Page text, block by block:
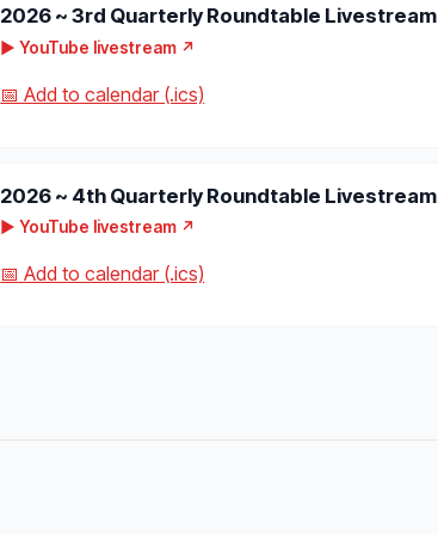
2026 ~ 3rd Quarterly Roundtable Livestream
▶ YouTube livestream ↗
📅 Add to calendar (.ics)
2026 ~ 4th Quarterly Roundtable Livestream
▶ YouTube livestream ↗
📅 Add to calendar (.ics)